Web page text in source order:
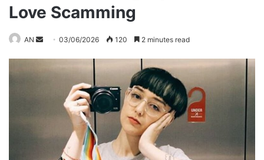
Love Scamming
AN
Send03/06/2026 120 2 minutes read